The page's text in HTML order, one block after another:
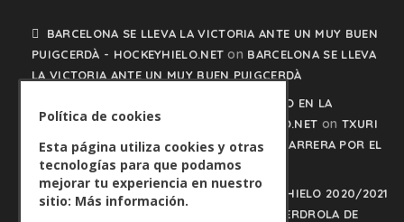
BARCELONA SE LLEVA LA VICTORIA ANTE UN MUY BUEN
PUIGCERDÀ - HOCKEYHIELO.NET on BARCELONA SE LLEVA
LA VICTORIA ANTE UN MUY BUEN PUIGCERDÀ
TXURI URDIN Y JACA NO PISAN EL FRENO EN LA
CARRERA POR EL LIDERATO - HOCKEYHIELO.NET on TXURI
URDIN Y JACA NO PISAN EL FRENO EN LA CARRERA POR EL
LIDERATO
PLAY OFFS LIGA IBERDROLA DE HOCKEY HIELO 2020/2021
PLAY OFFS LIGA IBERDROLA DE
Política de cookies
Esta página utiliza cookies y otras
tecnologías para que podamos
mejorar tu experiencia en nuestro
sitio: Más información.